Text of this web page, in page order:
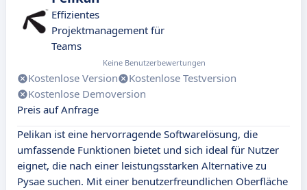
Effizientes
Projektmanagement für
Teams
Keine Benutzerbewertungen
Kostenlose Version
Kostenlose Testversion
Kostenlose Demoversion
Preis auf Anfrage
Pelikan ist eine hervorragende Softwarelösung, die
umfassende Funktionen bietet und sich ideal für Nutzer
eignet, die nach einer leistungsstarken Alternative zu
Pysae suchen. Mit einer benutzerfreundlichen Oberfläche